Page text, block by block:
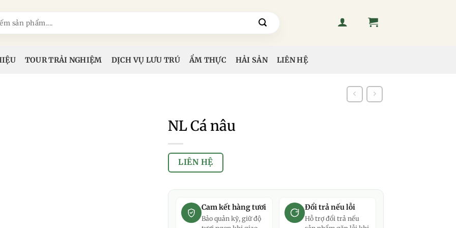
TOUR TRẢI NGHIỆM DỊCH VỤ LƯU TRÚ ẨM THỰC HẢI SẢN LIÊN HỆ
NL Cá nâu
LIÊN HỆ
Cam kết hàng tươi
Bảo quản kỹ, giữ độ
Đổi trả nếu lỗi
Hỗ trợ đổi trả nếu